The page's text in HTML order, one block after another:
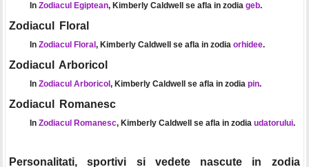
In Zodiacul Egiptean, Kimberly Caldwell se afla in zodia geb.
Zodiacul Floral
In Zodiacul Floral , Kimberly Caldwell se afla in zodia orhidee.
Zodiacul Arboricol
In Zodiacul Arboricol , Kimberly Caldwell se afla in zodia pin.
Zodiacul Romanesc
In Zodiacul Romanesc, Kimberly Caldwell se afla in zodia udatorului.
Personalitati, sportivi si vedete nascute in zodia